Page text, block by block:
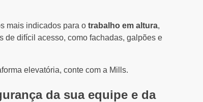
mais indicados para o trabalho em altura,
difícil acesso, como fachadas, galpões e
elevatória, conte com a Mills.
da sua equipe e da